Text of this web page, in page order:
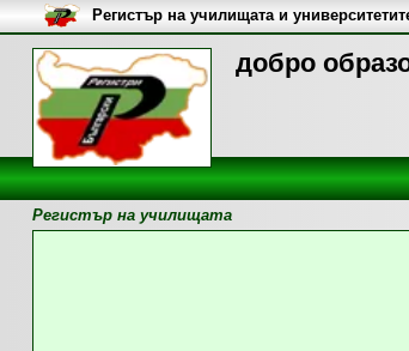
добро
Регистър на училищата и
Регистър на училищата